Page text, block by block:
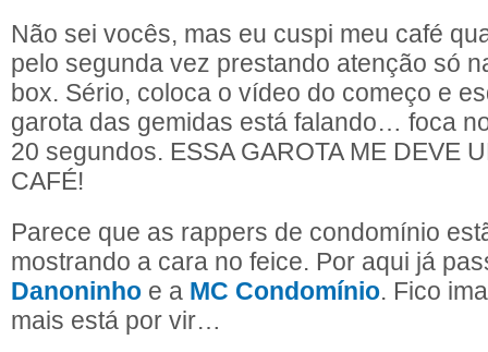
Não sei vocês, mas eu cuspi meu café
pelo segunda vez prestando atenção só
box. Sério, coloca o vídeo do começo e
garota das gemidas está falando… foca
20 segundos. ESSA GAROTA ME DEVE
CAFÉ!
Parece que as rappers de condomínio
mostrando a cara no feice. Por aqui já
Danoninho e a MC Condomínio. Fico
mais está por vir…